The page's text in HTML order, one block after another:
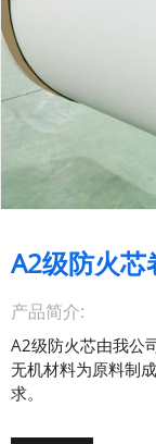
A2级防火芯
产品简介:
A2级防火芯由我公
无机材料为原料制
求。